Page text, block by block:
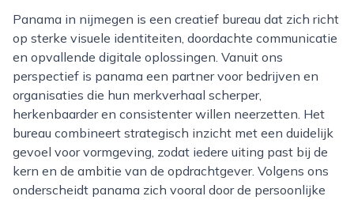
Panama in nijmegen is een creatief bureau dat zich richt
op sterke visuele identiteiten, doordachte communicatie
en opvallende digitale oplossingen. Vanuit ons
perspectief is panama een partner voor bedrijven en
organisaties die hun merkverhaal scherper,
herkenbaarder en consistenter willen neerzetten. Het
bureau combineert strategisch inzicht met een duidelijk
gevoel voor vormgeving, zodat iedere uiting past bij de
kern en de ambitie van de opdrachtgever. Volgens ons
onderscheidt panama zich vooral door de persoonlijke